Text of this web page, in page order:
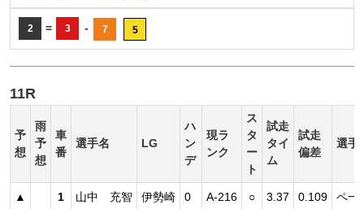
2 = 3 - 7 5
11R
予
想
雨
予
想
車
番
選手名 LG
ハ
ン
デ
現ラ
ンク
ス
タ
ー
ト
試走
タイ
ム
試走
偏差
選手
▲ 1 山中 充智 伊勢崎 0 A-216 ○ 3.37 0.109 ペ一